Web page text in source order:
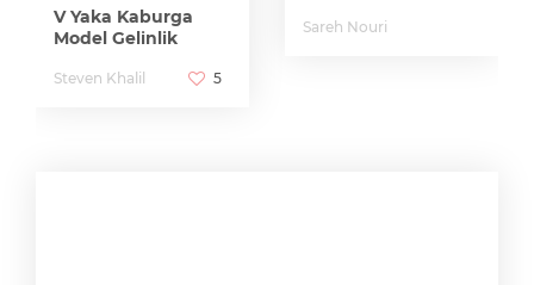
V Yaka Kaburga
Model Gelinlik
Steven Khalil 5
Sareh Nouri